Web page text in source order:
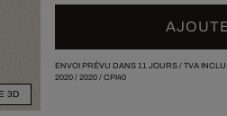
3D
ENVOI PRÉVU DANS 11 JOURS / TVA
2020/ 2020/ CPI40